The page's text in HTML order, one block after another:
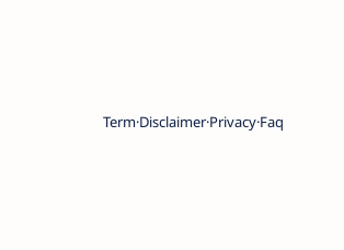
Term Disclaimer Privacy Faq